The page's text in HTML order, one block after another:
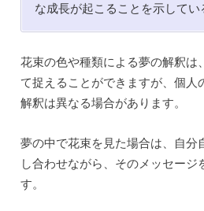
な成長が起こることを示してい
花束の色や種類による夢の解釈は
て捉えることができますが、個人
解釈は異なる場合があります。
夢の中で花束を見た場合は、自分
し合わせながら、そのメッセージ
す。